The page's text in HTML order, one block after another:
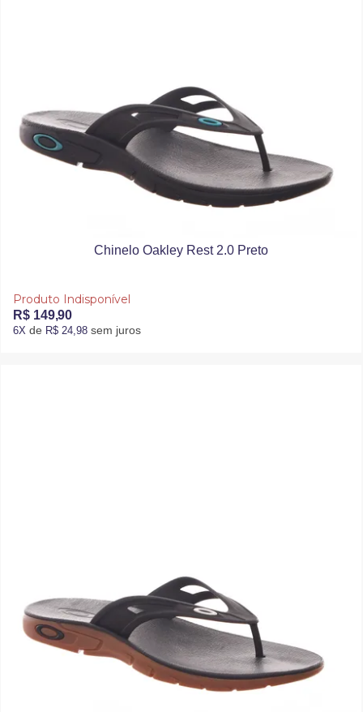
Chinelo Oakley Rest 2.0 Preto
Produto Indisponível
R$ 149,90
6X de R$ 24,98 sem juros